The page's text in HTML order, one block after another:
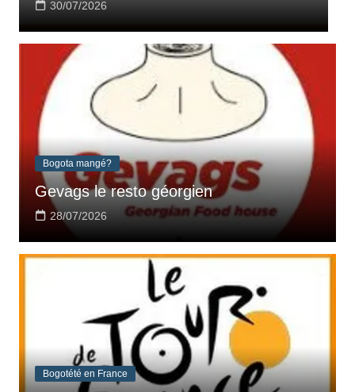
Bogota mangé?
Gevags le resto géorgien
28/07/2026
Bogotété en France